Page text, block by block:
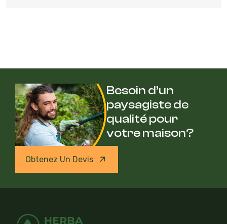
Besoin d’un
paysagiste de
qualité pour
votre maison?
Obtenez Un Devis